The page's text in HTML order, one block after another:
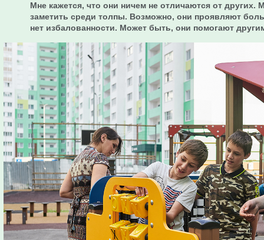
Мне кажется, что они ничем не отличаются от других.
заметить среди толпы. Возможно, они проявляют
нет избалованности. Может быть, они помогают